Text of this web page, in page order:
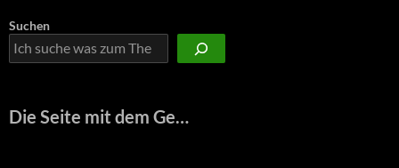
Suchen
Die Seite mit dem Ge…